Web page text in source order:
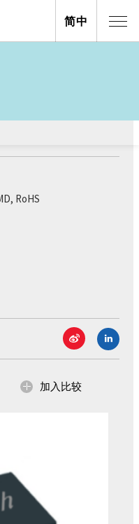
RoHS
加入比较
简中
、华中(湖北宜
位ODM/OEM
件、电源解决
，公司总部设